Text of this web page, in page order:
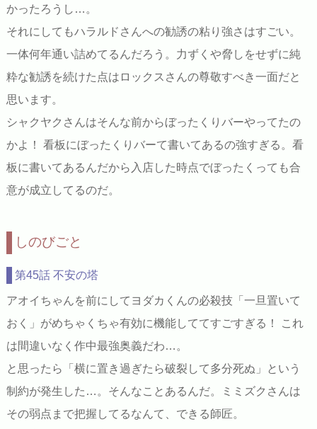
かったろうし…。
それにしてもハラルドさんへの勧誘の粘り強さはすごい。
一体何年通い詰めてるんだろう。力ずくや脅しをせずに純
粋な勧誘を続けた点はロックスさんの尊敬すべき一面だと
思います。
シャクヤクさんはそんな前からぼったくりバーやってたの
かよ！ 看板にぼったくりバーて書いてあるの強すぎる。看
板に書いてあるんだから入店した時点でぼったくっても合
意が成立してるのだ。
しのびごと
第45話 不安の塔
アオイちゃんを前にしてヨダカくんの必殺技「一旦置いて
おく」がめちゃくちゃ有効に機能しててすごすぎる！ これ
は間違いなく作中最強奥義だわ…。
と思ったら「横に置き過ぎたら破裂して多分死ぬ」という
制約が発生した…。そんなことあるんだ。ミミズクさんは
その弱点まで把握してるなんて、できる師匠。